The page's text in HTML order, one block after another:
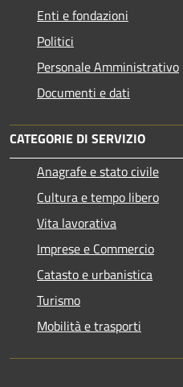
Enti e fondazioni
Politici
Personale Amministrativo
Documenti e dati
CATEGORIE DI SERVIZIO
Anagrafe e stato civile
Cultura e tempo libero
Vita lavorativa
Imprese e Commercio
Catasto e urbanistica
Turismo
Mobilità e trasporti